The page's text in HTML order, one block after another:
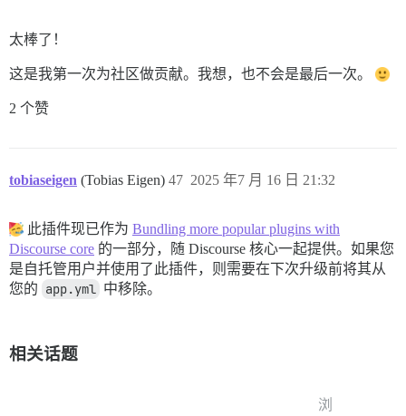
太棒了！
这是我第一次为社区做贡献。我想，也不会是最后一次。
2 个赞
tobiaseigen (Tobias Eigen) 2025 年7 月 16 日 21:32
47
此插件现已作为 Bundling more popular plugins with
Discourse core 的一部分，随 Discourse 核心一起提供。如果您
是自托管用户并使用了此插件，则需要在下次升级前将其从
您的 app.yml 中移除。
相关话题
浏